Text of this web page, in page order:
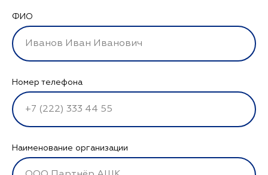
ФИО
Номер телефона
Наименование организации